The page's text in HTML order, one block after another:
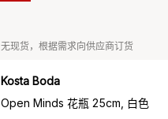
无现货，根据需求向供应商订货
Kosta Boda
Open Minds 花瓶 25cm, 白色